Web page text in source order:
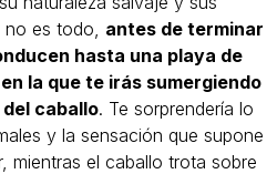
es todo, antes de terminar
hasta una playa de
la que te irás sumergiendo
caballo. Te sorprendería lo
y la sensación que supone
mientras el caballo trota sobre